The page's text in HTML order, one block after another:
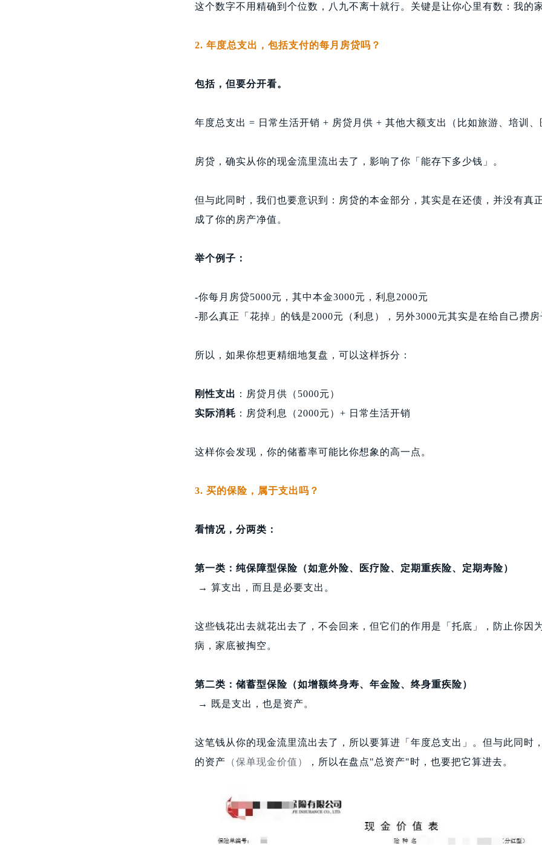
这个数字不用精确到个位数，八九不离十就行。关键是让你心里有数：我的
2. 年度总支出，包括支付的每月房贷吗？
包括，但要分开看。
年度总支出 = 日常生活开销 + 房贷月供 + 其他大额支出（比如旅游、培训、
房贷，确实从你的现金流里流出去了，影响了你「能存下多少钱」。
但与此同时，我们也要意识到：房贷的本金部分，其实是在还债，并没有真
成了你的房产净值。
举个例子：
-你每月房贷5000元，其中本金3000元，利息2000元
-那么真正「花掉」的钱是2000元（利息），另外3000元其实是在给自己攒房
所以，如果你想更精细地复盘，可以这样拆分：
刚性支出 ：房贷月供（5000元）
实际消耗 ：房贷利息（2000元）+ 日常生活开销
这样你会发现，你的储蓄率可能比你想象的高一点。
3. 买的保险，属于支出吗？
看情况，分两类：
第一类：纯保障型保险（如意外险、医疗险、定期重疾险、定期寿险）
→ 算支出，而且是必要支出。
这些钱花出去就花出去了，不会回来，但它们的作用是「托底」，防止你因
病，家底被掏空。
第二类：储蓄型保险（如增额终身寿、年金险、终身重疾险）
→ 既是支出，也是资产。
这笔钱从你的现金流里流出去了，所以要算进「年度总支出」。但与此同时
的资产 （保单现金价值） ，所以在盘点"总资产"时，也要把它算进去。